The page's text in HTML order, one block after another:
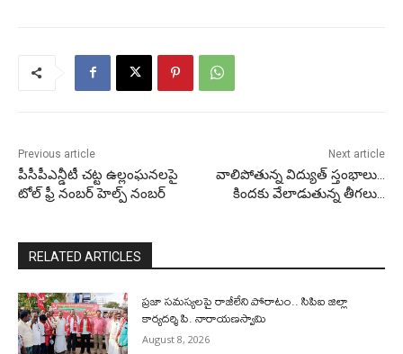
Previous article
పీసీపీఎన్డీటీ చట్ట ఉల్లంఘనలపై
టోల్ ఫ్రీ నంబర్ హెల్ప్ నంబర్
Next article
వాలిపోతున్న విద్యుత్ స్తంభాలు…
కిందకు వేలాడుతున్న తీగలు…
RELATED ARTICLES
ప్రజా సమస్యలపై రాజీలేని పోరాటం.. సిపిఐ జిల్లా
కార్యదర్శి పి. నారాయణస్వామి
August 8, 2026